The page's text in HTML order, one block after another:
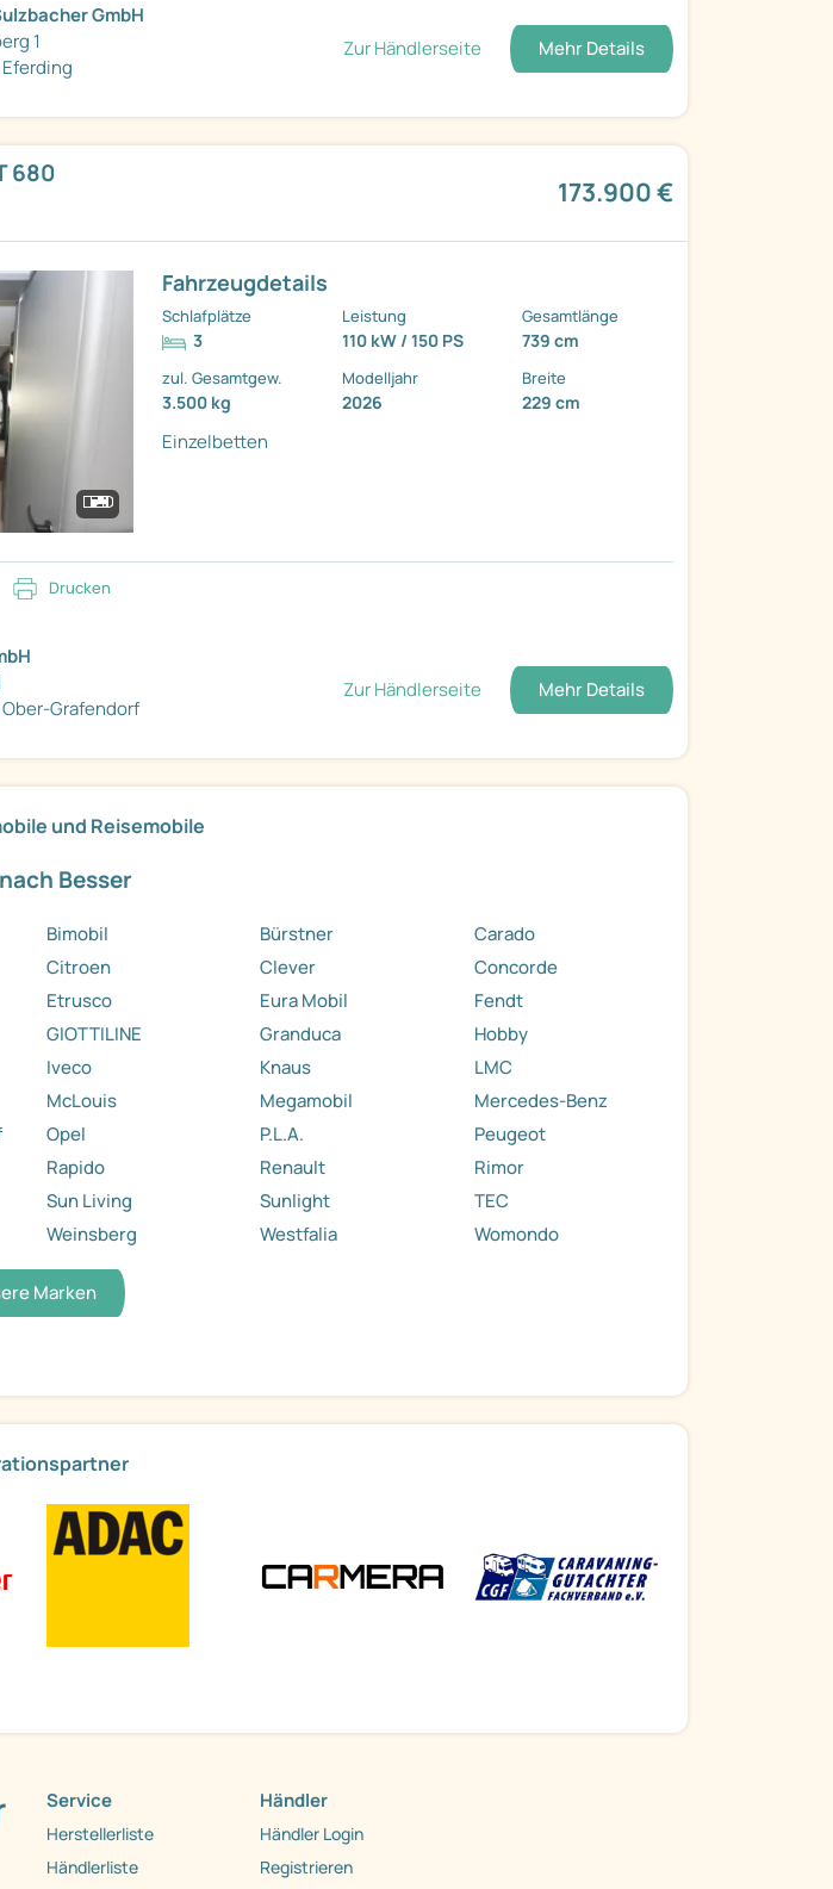
GmbH
1
Zur Händlerseite Mehr Details
680
173.900 €
Fahrzeugdetails
Schlafplätze
3
Leistung
110 kW / 150 PS
Gesamtlänge
739 cm
zul. Gesamtgew.
3.500 kg
Modelljahr
2026
Breite
229 cm
Einzelbetten
Drucken
Grafendorf
Zur Händlerseite Mehr Details
und Reisemobile
Besser
Bimobil Bürstner
Carado
Citroen Clever
Concorde
Etrusco Eura Mobil
Fendt
GIOTTILINE Granduca
Hobby
Iveco Knaus
LMC
McLouis Megamobil
Mercedes-Benz
Opel P.L.A.
Peugeot
Rapido Renault
Rimor
Sun Living Sunlight
TEC
Weinsberg Westfalia Womondo
Marken
Service
Herstellerliste
Händlerliste
Händler
Händler Login
Registrieren